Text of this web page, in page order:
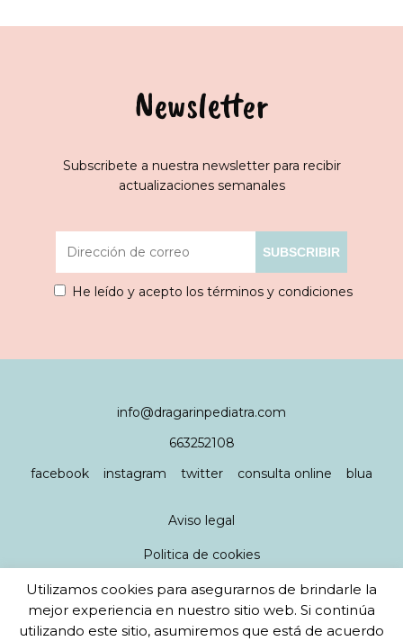
Newsletter
Subscribete a nuestra newsletter para recibir
actualizaciones semanales
He leído y acepto los términos y condiciones
info@dragarinpediatra.com
663252108
facebook
instagram twitter consulta online blua
Aviso legal
Politica de cookies
Política de privacidad
Utilizamos cookies para asegurarnos de brindarle la
mejor experiencia en nuestro sitio web. Si continúa
utilizando este sitio, asumiremos que está de acuerdo